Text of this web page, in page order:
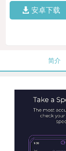
安卓下载
简介